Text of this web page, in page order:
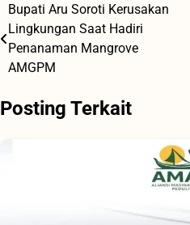
Navigasi
pos
Bupati Aru Soroti Kerusakan
Lingkungan Saat Hadiri
Penanaman Mangrove
AMGPM
Posting Terkait